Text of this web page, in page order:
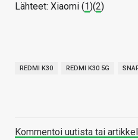
Lähteet: Xiaomi (1)(2)
REDMI K30 REDMI K30 5G
Kommentoi uutista tai